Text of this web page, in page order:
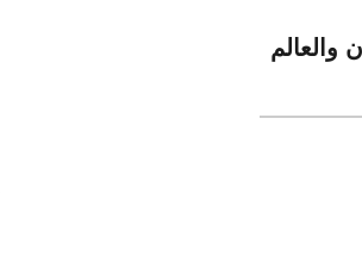
والعالم